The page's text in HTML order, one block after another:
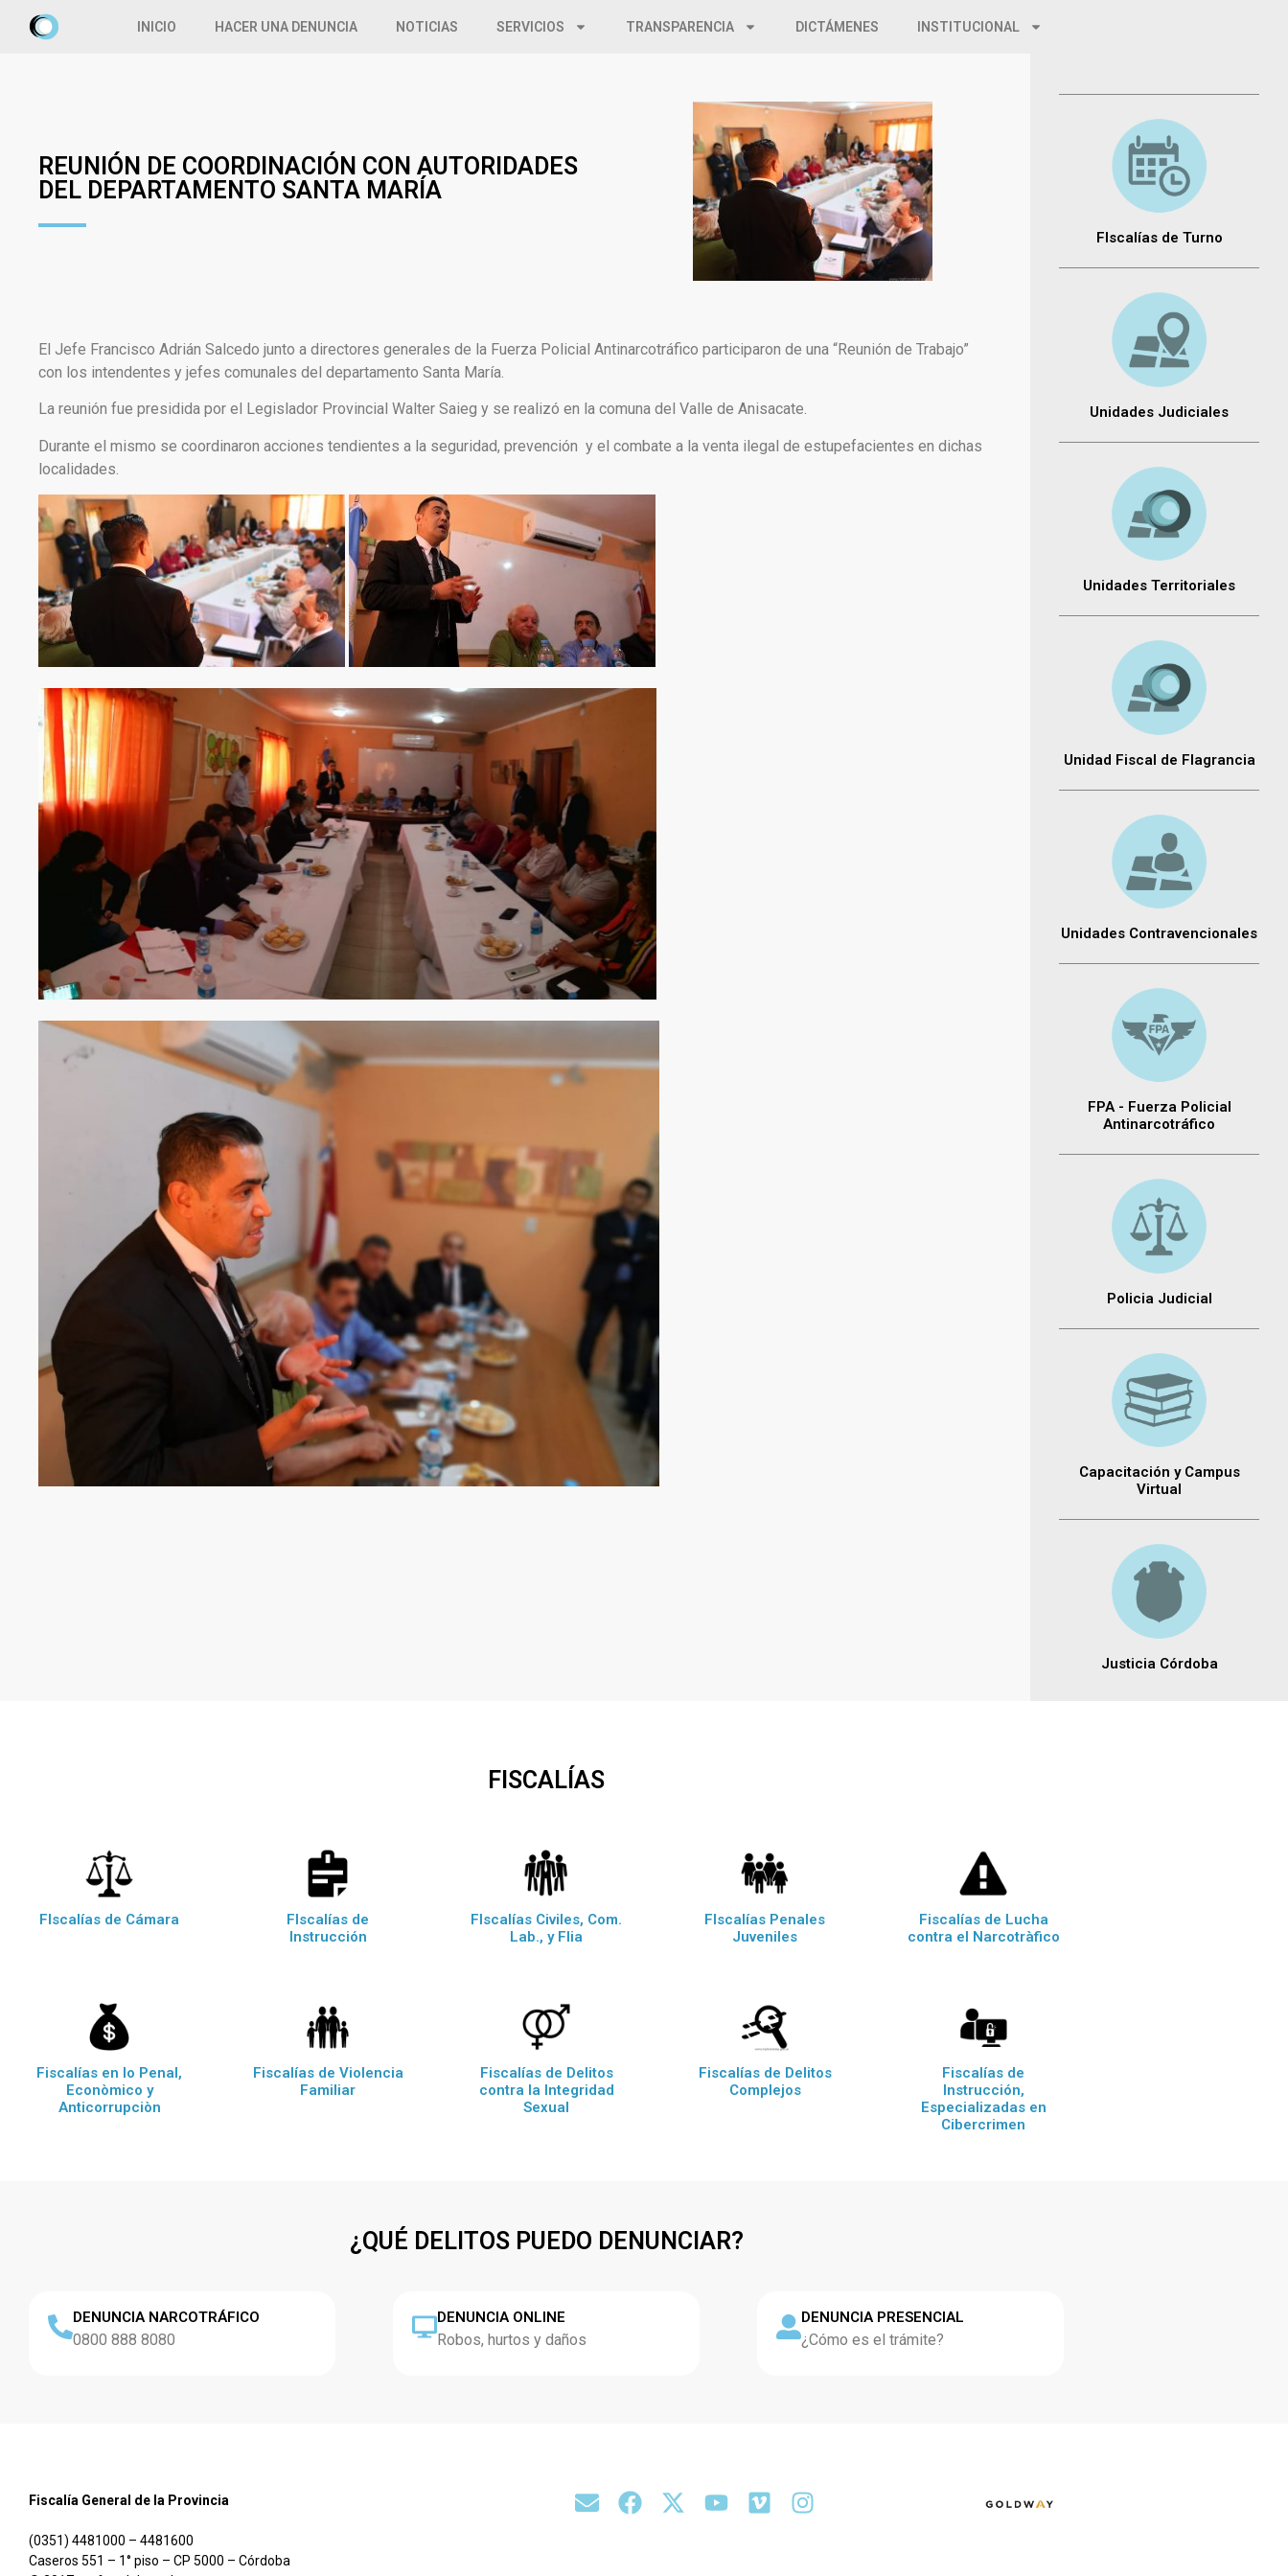
INICIO HACER UNA DENUNCIA NOTICIAS SERVICIOS TRANSPARENCIA DICTÁMENES INSTITUCIONAL
REUNIÓN DE COORDINACIÓN CON AUTORIDADES
DEL DEPARTAMENTO SANTA MARÍA
El Jefe Francisco Adrián Salcedo junto a directores generales de la Fuerza Policial Antinarcotráfico participaron de una “Reunión de Trabajo”
con los intendentes y jefes comunales del departamento Santa María.
La reunión fue presidida por el Legislador Provincial Walter Saieg y se realizó en la comuna del Valle de Anisacate.
Durante el mismo se coordinaron acciones tendientes a la seguridad, prevención y el combate a la venta ilegal de estupefacientes en dichas
localidades.
FIscalías de Turno
Unidades Judiciales
Unidades Territoriales
Unidad Fiscal de Flagrancia
Unidades Contravencionales
FPA - Fuerza Policial
Antinarcotráfico
Policia Judicial
Capacitación y Campus
Virtual
Justicia Córdoba
FISCALÍAS
FIscalías de Cámara
FIscalías de
Instrucción
FIscalías Civiles, Com.
Lab., y Flia
FIscalías Penales
Juveniles
Fiscalías de Lucha
contra el Narcotràfico
Fiscalías en lo Penal,
Econòmico y
Anticorrupciòn
Fiscalías de Violencia
Familiar
Fiscalías de Delitos
contra la Integridad
Sexual
Fiscalías de Delitos
Complejos
Fiscalías de
Instrucción,
Especializadas en
Cibercrimen
¿QUÉ DELITOS PUEDO DENUNCIAR?
DENUNCIA NARCOTRÁFICO
0800 888 8080
DENUNCIA ONLINE
Robos, hurtos y daños
DENUNCIA PRESENCIAL
¿Cómo es el trámite?
Fiscalía General de la Provincia
(0351) 4481000 – 4481600
Caseros 551 – 1° piso – CP 5000 – Córdoba